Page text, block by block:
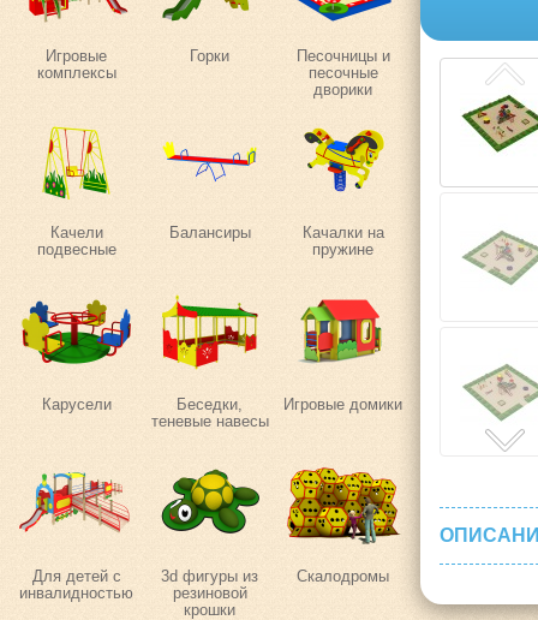
Игровые
комплексы
Горки
Песочницы и
песочные
дворики
Качели
подвесные
Балансиры
Качалки на
пружине
Карусели
Беседки,
теневые навесы
Игровые домики
Для детей с
инвалидностью
3d фигуры из
резиновой
крошки
Скалодромы